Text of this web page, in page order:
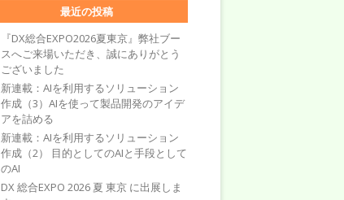
最近の投稿
『DX総合EXPO2026夏東京』弊社ブー
スへご来場いただき、誠にありがとう
ございました
新連載：AIを利用するソリューション
作成（3）AIを使って製品開発のアイデ
アを詰める
新連載：AIを利用するソリューション
作成（2） 目的としてのAIと手段として
のAI
DX 総合EXPO 2026 夏 東京 に出展しま